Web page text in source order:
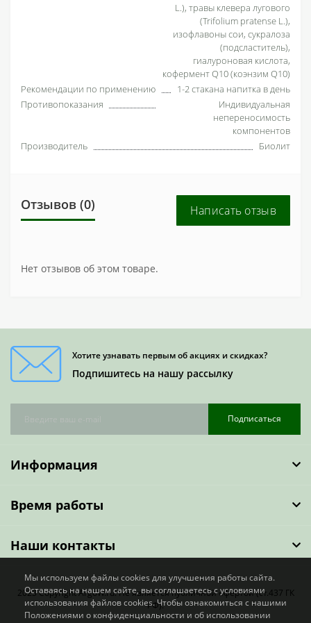
L.), травы клевера лугового
(Trifolium pratense L.),
изофлавоны сои, сукралоза
(подсластитель),
гиалуроновая кислота,
кофермент Q10 (коэнзим Q10)
Рекомендации по применению
1-2 стакана напитка в день
Противопоказания
Индивидуальная
непереносимость
компонентов
Производитель
Биолит
Отзывов (0) Написать отзыв
Нет отзывов об этом товаре.
Хотите узнавать первым об акциях и скидках?
Подпишитесь на нашу рассылку
Подписаться
Информация
Время работы
Наши контакты
2023 Copyright ArgoW.ru. Не является публичной офертой (ст.437 ГК
РФ).
Мы используем файлы cookies для улучшения работы сайта.
Оставаясь на нашем сайте, вы соглашаетесь с условиями
использования файлов cookies. Чтобы ознакомиться с нашими
Положениями о конфиденциальности и об использовании